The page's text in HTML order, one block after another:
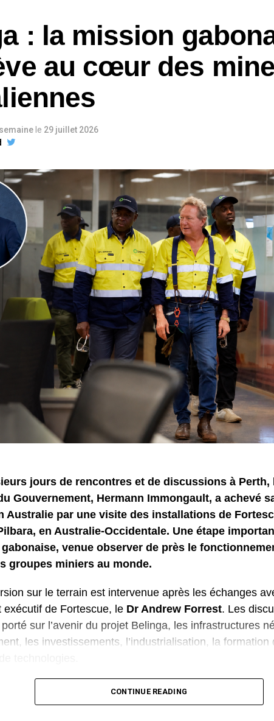
: la mission
au cœur des
le 29 juillet 2026
jours de rencontres et de discussions à Perth,
Gouvernement, Hermann Immongault, a achevé
Australie par une visite des installations de
en Australie-Occidentale. Une étape
venue observer de près le
groupes miniers au monde.
sur le terrain est intervenue après les échanges
exécutif de Fortescue, le Dr Andrew Forrest. Les
sur l’avenir du projet Belinga, les infrastructures
les investissements, l’industrialisation, la formation
délégation a découvert une chaîne de production
du minerai à son traitement, puis à son
CONTINUE READING